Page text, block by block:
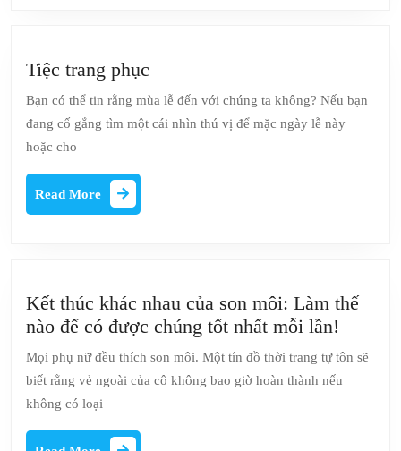
Tiệc trang phục
trang
phục
Bạn có thể tin rằng mùa lễ đến với chúng ta không? Nếu bạn
đang cố gắng tìm một cái nhìn thú vị để mặc ngày lễ này
hoặc cho
Read More
More
Kết thúc khác nhau của son môi: Làm thế
nào để có được chúng tốt nhất mỗi lần!
thúc
Mọi phụ nữ đều thích son môi. Một tín đồ thời trang tự tôn sẽ
biết rằng vẻ ngoài của cô không bao giờ hoàn thành nếu
không có loại